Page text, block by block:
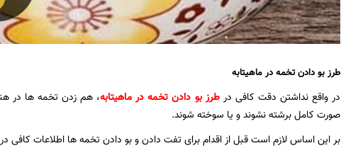
طرز بو دادن تخمه در ماهیتابه
در واقع نداشتن دقت کافی در طرز بو دادن تخمه در ماهیتابه، هم زدن تخمه ها در
صورت کامل برشته نشوند و یا سوخته شوند.
بر این اساس لازم است قبل از اقدام برای تفت دادن و بو دادن تخمه ها اطلاعات کافی